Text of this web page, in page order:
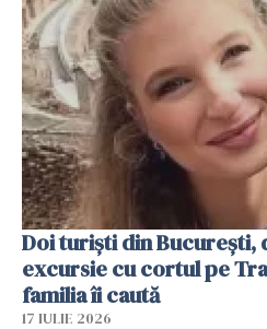
Doi turiști din București,
excursie cu cortul pe
familia îi caută
17 IULIE 2026